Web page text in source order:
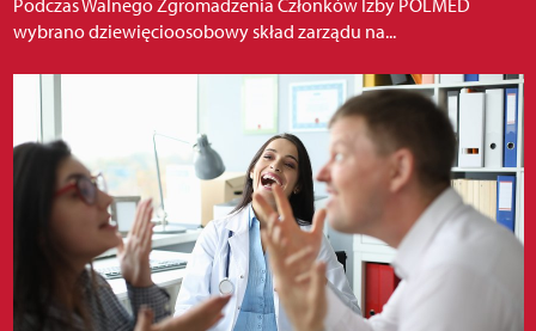
Podczas Walnego Zgromadzenia Członków Izby POLMED
wybrano dziewięcioosobowy skład zarządu na...